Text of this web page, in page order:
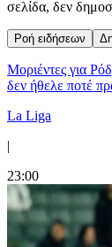
σελίδα, δεν
Ροή ειδήσεων
Μοριέντες για
δεν ήθελε ποτέ
La Liga
|
23:00